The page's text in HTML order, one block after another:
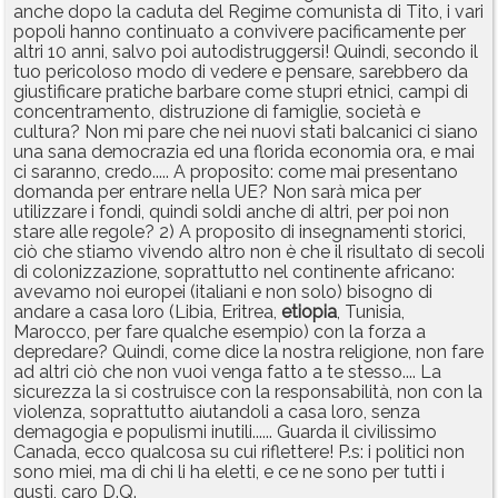
anche dopo la caduta del Regime comunista di Tito, i vari
popoli hanno continuato a convivere pacificamente per
altri 10 anni, salvo poi autodistruggersi! Quindi, secondo il
tuo pericoloso modo di vedere e pensare, sarebbero da
giustificare pratiche barbare come stupri etnici, campi di
concentramento, distruzione di famiglie, società e
cultura? Non mi pare che nei nuovi stati balcanici ci siano
una sana democrazia ed una florida economia ora, e mai
ci saranno, credo..... A proposito: come mai presentano
domanda per entrare nella UE? Non sarà mica per
utilizzare i fondi, quindi soldi anche di altri, per poi non
stare alle regole? 2) A proposito di insegnamenti storici,
ciò che stiamo vivendo altro non è che il risultato di secoli
di colonizzazione, soprattutto nel continente africano:
avevamo noi europei (italiani e non solo) bisogno di
andare a casa loro (Libia, Eritrea, etiopia, Tunisia,
Marocco, per fare qualche esempio) con la forza a
depredare? Quindi, come dice la nostra religione, non fare
ad altri ciò che non vuoi venga fatto a te stesso.... La
sicurezza la si costruisce con la responsabilità, non con la
violenza, soprattutto aiutandoli a casa loro, senza
demagogia e populismi inutili...... Guarda il civilissimo
Canada, ecco qualcosa su cui riflettere! P.s: i politici non
sono miei, ma di chi li ha eletti, e ce ne sono per tutti i
gusti, caro D.Q.